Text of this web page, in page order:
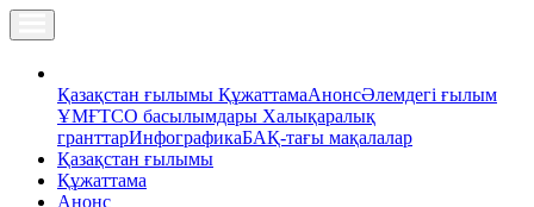
Қазақстан ғылымы ҚұжаттамаАнонсӘлемдегі ғылым
ҰМҒТСО басылымдары Халықаралық
гранттарИнфографикаБАҚ-тағы мақалалар
Қазақстан ғылымы
Құжаттама
Анонс